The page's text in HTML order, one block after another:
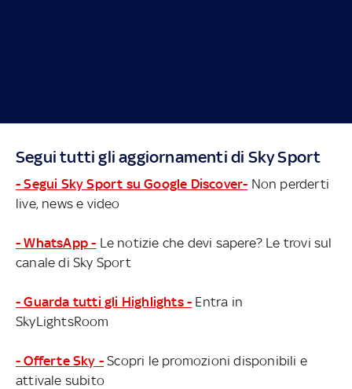
Segui tutti gli aggiornamenti di Sky Sport
- Segui Sky Sport su Google Discover- Non perderti
live, news e video
- WhatsApp - Le notizie che devi sapere? Le trovi sul
canale di Sky Sport
- Guarda tutti gli Highlights - Entra in
SkyLightsRoom
- Offerte Sky - Scopri le promozioni disponibili e
attivale subito